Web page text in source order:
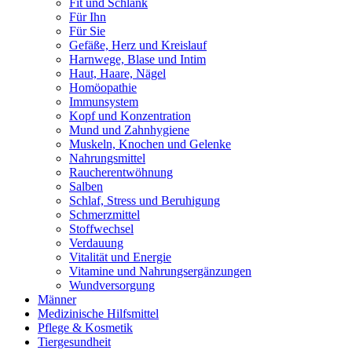
Fit und Schlank
Für Ihn
Für Sie
Gefäße, Herz und Kreislauf
Harnwege, Blase und Intim
Haut, Haare, Nägel
Homöopathie
Immunsystem
Kopf und Konzentration
Mund und Zahnhygiene
Muskeln, Knochen und Gelenke
Nahrungsmittel
Raucherentwöhnung
Salben
Schlaf, Stress und Beruhigung
Schmerzmittel
Stoffwechsel
Verdauung
Vitalität und Energie
Vitamine und Nahrungsergänzungen
Wundversorgung
Männer
Medizinische Hilfsmittel
Pflege & Kosmetik
Tiergesundheit